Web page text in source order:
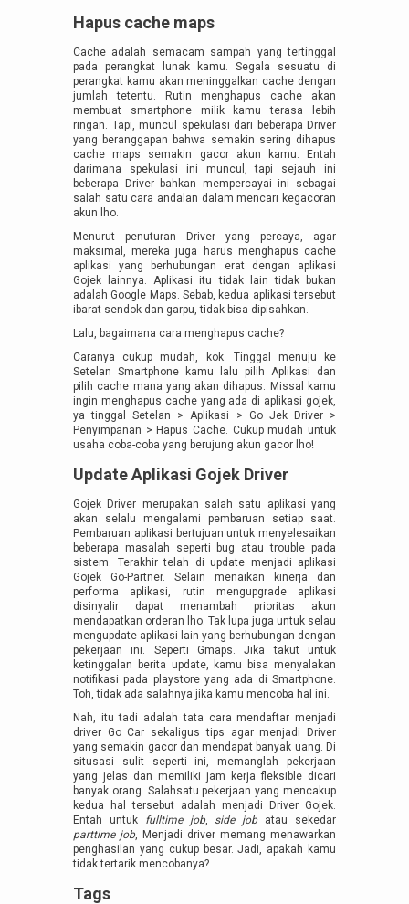
Hapus cache maps
Cache adalah semacam sampah yang tertinggal
pada perangkat lunak kamu. Segala sesuatu di
perangkat kamu akan meninggalkan cache dengan
jumlah tetentu. Rutin menghapus cache akan
membuat smartphone milik kamu terasa lebih
ringan. Tapi, muncul spekulasi dari beberapa Driver
yang beranggapan bahwa semakin sering dihapus
cache maps semakin gacor akun kamu. Entah
darimana spekulasi ini muncul, tapi sejauh ini
beberapa Driver bahkan mempercayai ini sebagai
salah satu cara andalan dalam mencari kegacoran
akun lho.
Menurut penuturan Driver yang percaya, agar
maksimal, mereka juga harus menghapus cache
aplikasi yang berhubungan erat dengan aplikasi
Gojek lainnya. Aplikasi itu tidak lain tidak bukan
adalah Google Maps. Sebab, kedua aplikasi tersebut
ibarat sendok dan garpu, tidak bisa dipisahkan.
Lalu, bagaimana cara menghapus cache?
Caranya cukup mudah, kok. Tinggal menuju ke
Setelan Smartphone kamu lalu pilih Aplikasi dan
pilih cache mana yang akan dihapus. Missal kamu
ingin menghapus cache yang ada di aplikasi gojek,
ya tinggal Setelan > Aplikasi > Go Jek Driver >
Penyimpanan > Hapus Cache. Cukup mudah untuk
usaha coba-coba yang berujung akun gacor lho!
Update Aplikasi Gojek Driver
Gojek Driver merupakan salah satu aplikasi yang
akan selalu mengalami pembaruan setiap saat.
Pembaruan aplikasi bertujuan untuk menyelesaikan
beberapa masalah seperti bug atau trouble pada
sistem. Terakhir telah di update menjadi aplikasi
Gojek Go-Partner. Selain menaikan kinerja dan
performa aplikasi, rutin mengupgrade aplikasi
disinyalir dapat menambah prioritas akun
mendapatkan orderan lho. Tak lupa juga untuk selau
mengupdate aplikasi lain yang berhubungan dengan
pekerjaan ini. Seperti Gmaps. Jika takut untuk
ketinggalan berita update, kamu bisa menyalakan
notifikasi pada playstore yang ada di Smartphone.
Toh, tidak ada salahnya jika kamu mencoba hal ini.
Nah, itu tadi adalah tata cara mendaftar menjadi
driver Go Car sekaligus tips agar menjadi Driver
yang semakin gacor dan mendapat banyak uang. Di
situsasi sulit seperti ini, memanglah pekerjaan
yang jelas dan memiliki jam kerja fleksible dicari
banyak orang. Salahsatu pekerjaan yang mencakup
kedua hal tersebut adalah menjadi Driver Gojek.
Entah untuk fulltime job, side job atau sekedar
parttime job, Menjadi driver memang menawarkan
penghasilan yang cukup besar. Jadi, apakah kamu
tidak tertarik mencobanya?
Tags